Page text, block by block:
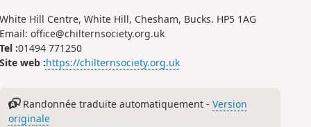
White Hill Centre, White Hill, Chesham, Bucks. HP5 1AG
Email: office@chilternsociety.org.uk
Tel :01494 771250
Site web :https://chilternsociety.org.uk
Randonnée traduite automatiquement -Version
originale